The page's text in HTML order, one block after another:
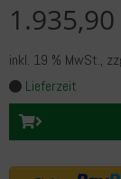
inkl. 19 % MwSt.,
Lieferzeit